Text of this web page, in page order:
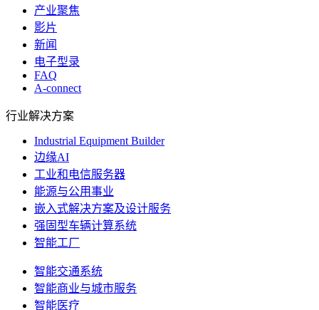
产业聚焦
影片
新闻
电子型录
FAQ
A-connect
行业解决方案
Industrial Equipment Builder
边缘AI
工业和电信服务器
能源与公用事业
嵌入式解决方案及设计服务
强固型车辆计算系统
智能工厂
智能交通系统
智能商业与城市服务
智能医疗